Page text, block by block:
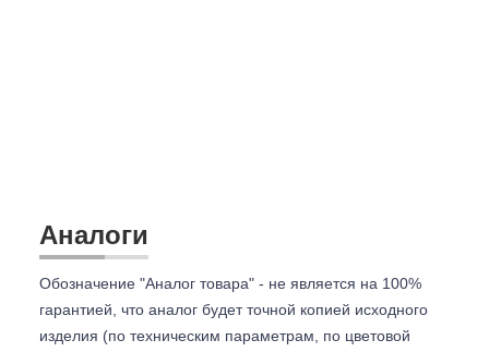
Аналоги
Обозначение "Аналог товара" - не является на 100%
гарантией, что аналог будет точной копией исходного
изделия (по техническим параметрам, по цветовой